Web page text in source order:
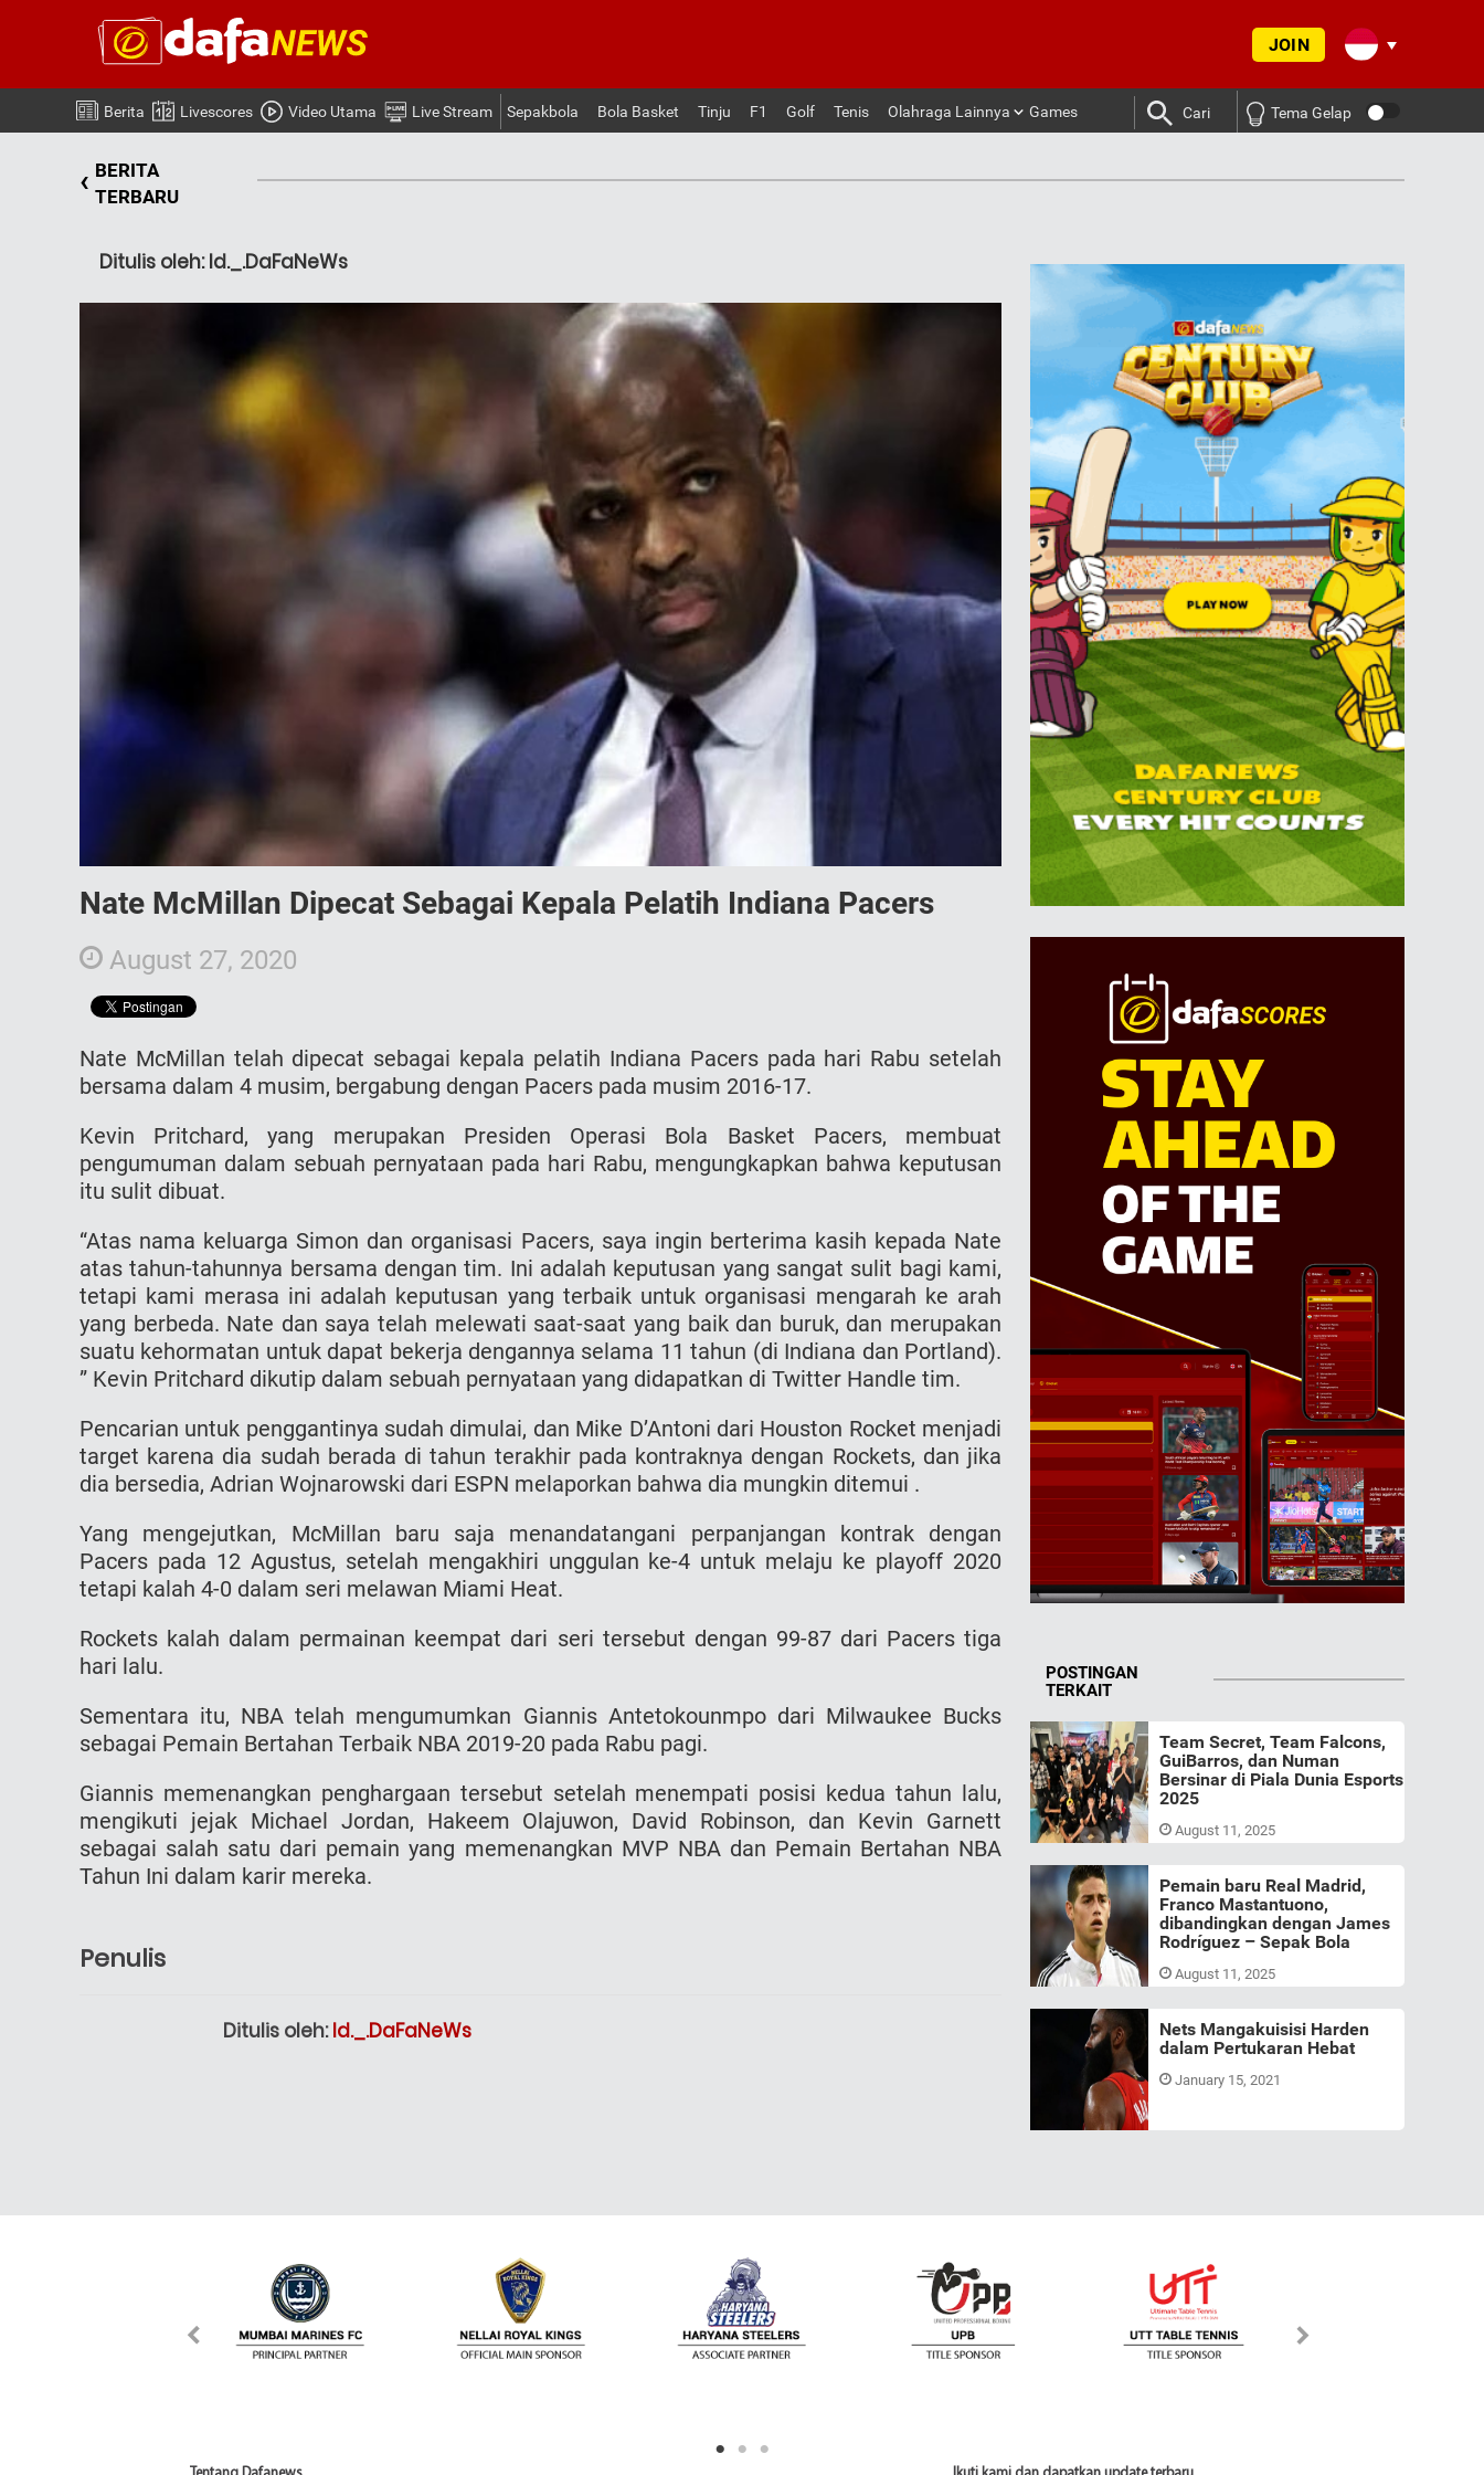
JOIN
Berita Livescores Video Utama Live Stream Sepakbola Bola Basket Tinju F1 Golf Tenis Olahraga Lainnya Games Cari Tema Gelap
‹ BERITA
TERBARU
Ditulis oleh: Id._.DaFaNeWs
Nate McMillan Dipecat Sebagai Kepala Pelatih Indiana Pacers
August 27, 2020
Nate McMillan telah dipecat sebagai kepala pelatih Indiana Pacers pada hari Rabu setelah
bersama dalam 4 musim, bergabung dengan Pacers pada musim 2016-17.
Kevin Pritchard, yang merupakan Presiden Operasi Bola Basket Pacers, membuat
pengumuman dalam sebuah pernyataan pada hari Rabu, mengungkapkan bahwa keputusan
itu sulit dibuat.
“Atas nama keluarga Simon dan organisasi Pacers, saya ingin berterima kasih kepada Nate
atas tahun-tahunnya bersama dengan tim. Ini adalah keputusan yang sangat sulit bagi kami,
tetapi kami merasa ini adalah keputusan yang terbaik untuk organisasi mengarah ke arah
yang berbeda. Nate dan saya telah melewati saat-saat yang baik dan buruk, dan merupakan
suatu kehormatan untuk dapat bekerja dengannya selama 11 tahun (di Indiana dan Portland).
” Kevin Pritchard dikutip dalam sebuah pernyataan yang didapatkan di Twitter Handle tim.
Pencarian untuk penggantinya sudah dimulai, dan Mike D’Antoni dari Houston Rocket menjadi
target karena dia sudah berada di tahun terakhir pada kontraknya dengan Rockets, dan jika
dia bersedia, Adrian Wojnarowski dari ESPN melaporkan bahwa dia mungkin ditemui .
Yang mengejutkan, McMillan baru saja menandatangani perpanjangan kontrak dengan
Pacers pada 12 Agustus, setelah mengakhiri unggulan ke-4 untuk melaju ke playoff 2020
tetapi kalah 4-0 dalam seri melawan Miami Heat.
Rockets kalah dalam permainan keempat dari seri tersebut dengan 99-87 dari Pacers tiga
hari lalu.
Sementara itu, NBA telah mengumumkan Giannis Antetokounmpo dari Milwaukee Bucks
sebagai Pemain Bertahan Terbaik NBA 2019-20 pada Rabu pagi.
Giannis memenangkan penghargaan tersebut setelah menempati posisi kedua tahun lalu,
mengikuti jejak Michael Jordan, Hakeem Olajuwon, David Robinson, dan Kevin Garnett
sebagai salah satu dari pemain yang memenangkan MVP NBA dan Pemain Bertahan NBA
Tahun Ini dalam karir mereka.
Penulis
Ditulis oleh:Id._.DaFaNeWs
POSTINGAN
TERKAIT
Team Secret, Team Falcons,
GuiBarros, dan Numan
Bersinar di Piala Dunia Esports
2025
August 11, 2025
Pemain baru Real Madrid,
Franco Mastantuono,
dibandingkan dengan James
Rodríguez – Sepak Bola
August 11, 2025
Nets Mangakuisisi Harden
dalam Pertukaran Hebat
January 15, 2021